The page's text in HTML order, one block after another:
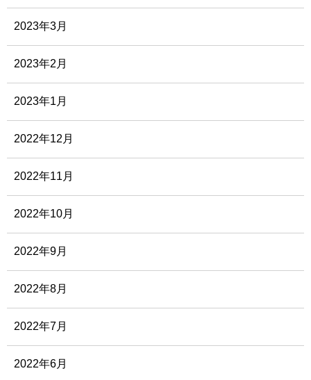
2023年3月
2023年2月
2023年1月
2022年12月
2022年11月
2022年10月
2022年9月
2022年8月
2022年7月
2022年6月